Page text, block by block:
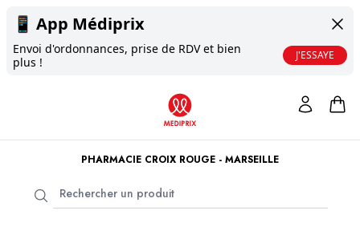
📱 App Médiprix
Envoi d'ordonnances, prise de RDV et bien
plus !
J'ESSAYE
PHARMACIE CROIX ROUGE - MARSEILLE